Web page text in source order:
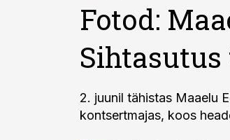
Fotod:
2. juunil tähistas Maaelu
kontsertmajas, koos